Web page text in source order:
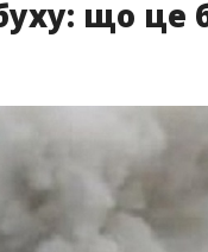
що це